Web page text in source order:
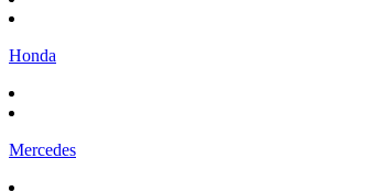
Honda
Mercedes